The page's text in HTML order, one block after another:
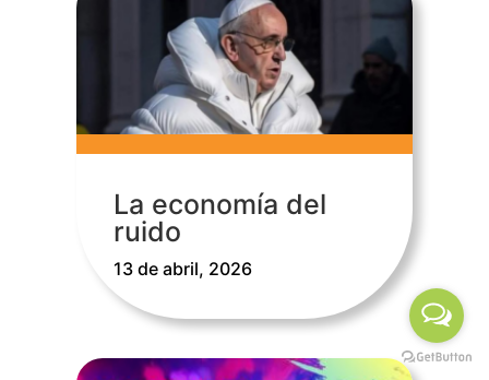
La economía del
ruido
13 de abril, 2026